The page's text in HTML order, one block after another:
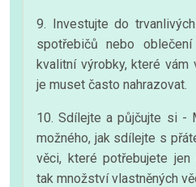
9. Investujte do
spotřebičů nebo
kvalitní výrobky, které vám
je muset často nahrazovat.
10. Sdílejte a půjčujte si -
možného, jak sdílejte s
věci, které potřebujete jen
tak množství vlastněných